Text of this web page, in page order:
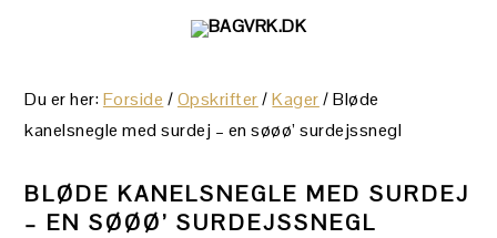
primær
navigation
primær
sidebar
Du er her:Forside /Opskrifter / Kager /Bløde
kanelsnegle med surdej – en søøø’ surdejssnegl
BLØDE KANELSNEGLE MED SURDEJ
– EN SØØØ’ SURDEJSSNEGL